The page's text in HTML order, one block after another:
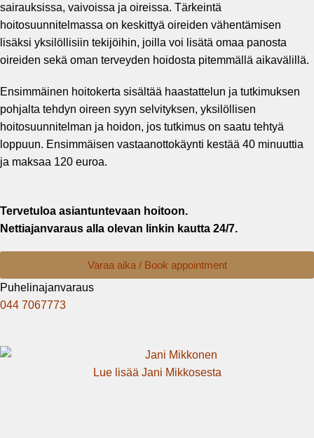
sairauksissa, vaivoissa ja oireissa. Tärkeintä
hoitosuunnitelmassa on keskittyä oireiden vähentämisen
lisäksi yksilöllisiin tekijöihin, joilla voi lisätä omaa panosta
oireiden sekä oman terveyden hoidosta pitemmällä aikavälillä.
Ensimmäinen hoitokerta sisältää haastattelun ja tutkimuksen
pohjalta tehdyn oireen syyn selvityksen, yksilöllisen
hoitosuunnitelman ja hoidon, jos tutkimus on saatu tehtyä
loppuun. Ensimmäisen vastaanottokäynti kestää 40 minuuttia
ja maksaa 120 euroa.
Tervetuloa asiantuntevaan hoitoon.
Nettiajanvaraus alla olevan linkin kautta 24/7.
Varaa aika / Book appointment
Puhelinajanvaraus
044 7067773
Lue lisää Jani Mikkosesta